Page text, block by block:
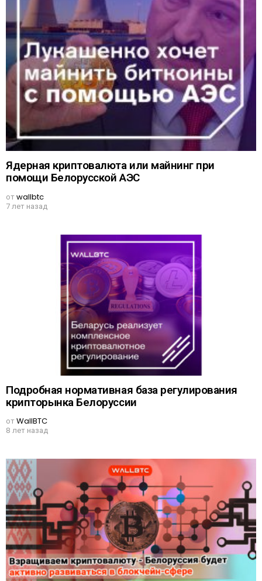
Ядерная криптовалюта или майнинг при
помощи Белорусской АЭС
отwallbtc
7 лет назад
Подробная нормативная база регулирования
крипторынка Белоруссии
отWallBTC
8 лет назад